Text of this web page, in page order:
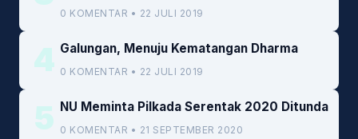
Kemenkeu
0 KOMENTAR • 22 JULI 2019
4 Galungan, Menuju Kematangan Dharma
0 KOMENTAR • 22 JULI 2019
5 NU Meminta Pilkada Serentak 2020 Ditunda
0 KOMENTAR • 21 SEPTEMBER 2020